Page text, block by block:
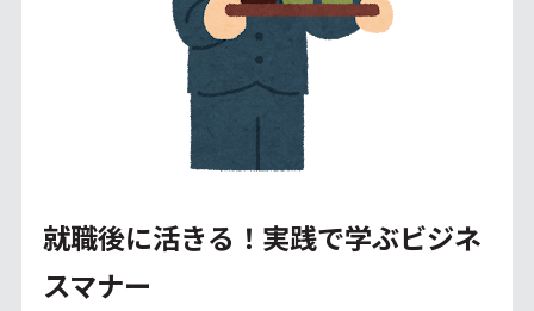
就職後に活きる！実践で学ぶビジネ
スマナー